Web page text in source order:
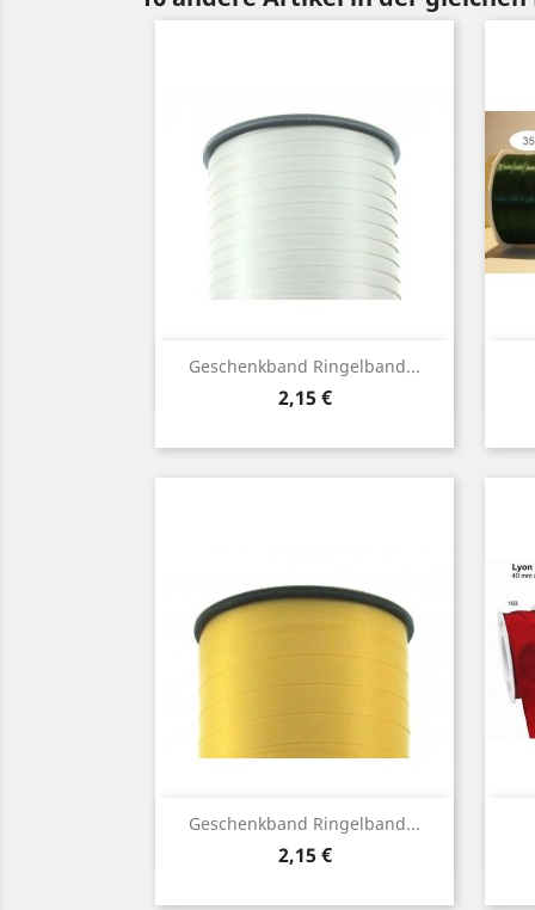
Geschenkband Ringelband...
Preis
2,15 €
Vorschau
Geschenkband Ringelband...
Preis
2,15 €
Vorschau